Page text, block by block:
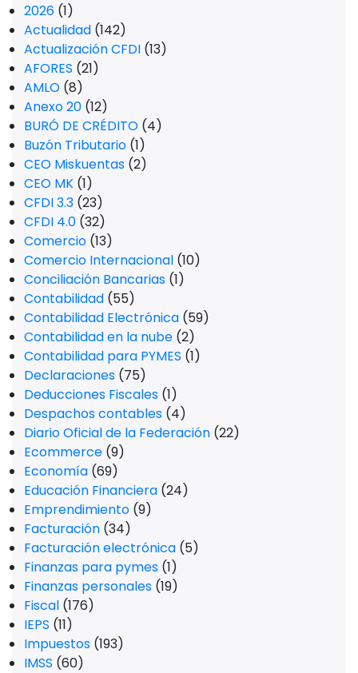
2026 (1)
Actualidad (142)
Actualización CFDI (13)
AFORES (21)
AMLO (8)
Anexo 20 (12)
BURÓ DE CRÉDITO (4)
Buzón Tributario (1)
CEO Miskuentas (2)
CEO MK (1)
CFDI 3.3 (23)
CFDI 4.0 (32)
Comercio (13)
Comercio Internacional (10)
Conciliación Bancarias (1)
Contabilidad (55)
Contabilidad Electrónica (59)
Contabilidad en la nube (2)
Contabilidad para PYMES (1)
Declaraciones (75)
Deducciones Fiscales (1)
Despachos contables (4)
Diario Oficial de la Federación (22)
Ecommerce (9)
Economía (69)
Educación Financiera (24)
Emprendimiento (9)
Facturación (34)
Facturación electrónica (5)
Finanzas para pymes (1)
Finanzas personales (19)
Fiscal (176)
IEPS (11)
Impuestos (193)
IMSS (60)